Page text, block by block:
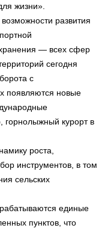
жизни».
развития
— всех сфер
сегодня
с
появляются новые
горнолыжный курорт в
роста,
инструментов, в том
сельских
единые
пунктов, что